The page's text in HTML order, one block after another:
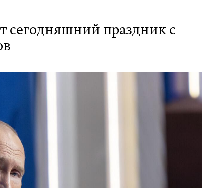
сегодняшний праздник с